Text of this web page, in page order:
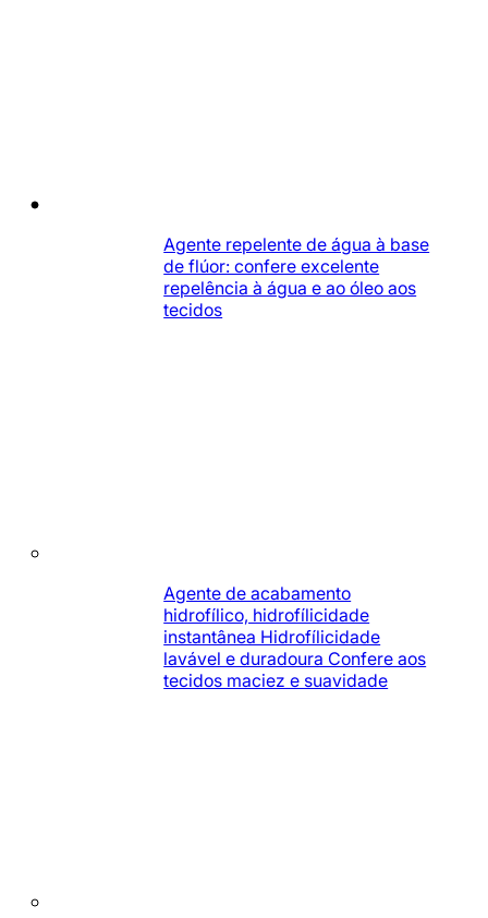
Agente repelente de água à base
de flúor: confere excelente
repelência à água e ao óleo aos
tecidos
Agente de acabamento
hidrofílico, hidrofílicidade
instantânea Hidrofílicidade
lavável e duradoura Confere aos
tecidos maciez e suavidade